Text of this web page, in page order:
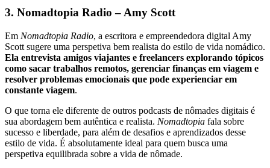
3. Nomadtopia Radio – Amy Scott
Em Nomadtopia Radio, a escritora e empreendedora digital Amy
Scott sugere uma perspetiva bem realista do estilo de vida nomádico.
Ela entrevista amigos viajantes e freelancers explorando tópicos
como sacar trabalhos remotos, gerenciar finanças em viagem e
resolver problemas emocionais que pode experienciar em
constante viagem.
O que torna ele diferente de outros podcasts de nômades digitais é
sua abordagem bem autêntica e realista. Nomadtopia fala sobre
sucesso e liberdade, para além de desafios e aprendizados desse
estilo de vida. É absolutamente ideal para quem busca uma
perspetiva equilibrada sobre a vida de nômade.